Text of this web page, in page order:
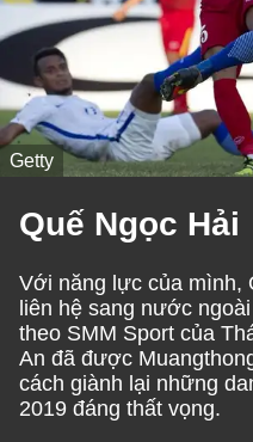
Getty
Quế Ngọc Hải
Với năng lực của mình,
liên hệ sang nước
theo SMM Sport của
An đã được
cách giành lại những
2019 đáng thất vọng.